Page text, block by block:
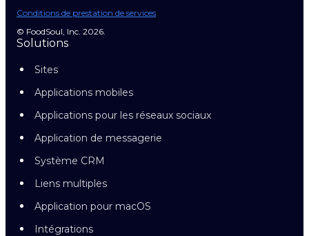
Conditions de prestation de services
© FoodSoul, Inc. 2026.
Solutions
Sites
Applications mobiles
Applications pour les réseaux sociaux
Application de messagerie
Système CRM
Liens multiples
Application pour macOS
Intégrations